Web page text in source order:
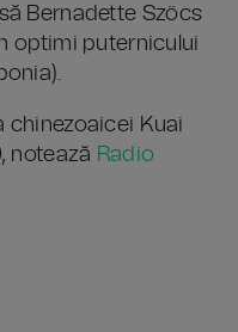
Bernadette Szöcs
optimi puternicului
chinezoaicei Kuai
notează Radio